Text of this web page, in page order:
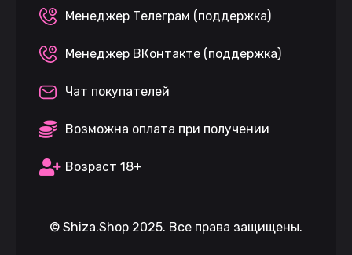
Менеджер Телеграм (поддержка)
Менеджер ВКонтакте (поддержка)
Чат покупателей
Возможна оплата при получении
Возраст 18+
© Shiza.Shop 2025. Все права защищены.